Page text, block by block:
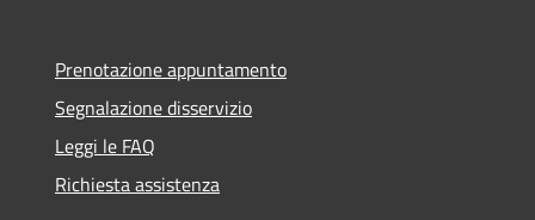
Prenotazione appuntamento
Segnalazione disservizio
Leggi le FAQ
Richiesta assistenza